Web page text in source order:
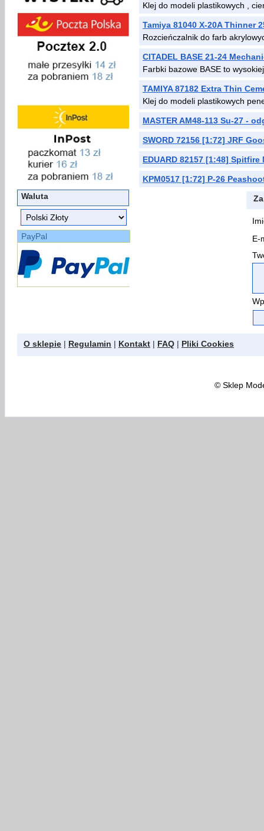
Waluta
PayPal
Klej do modeli plastikowych ,
Tamiya 81040 X-20A Thinner
Rozcieńczalnik do farb
CITADEL BASE 21-24
Farbki bazowe BASE to
TAMIYA 87182 Extra Thin
Klej do modeli plastikowych
MASTER AM48-113 Su-27 -
SWORD 72156 [1:72] JRF
EDUARD 82157 [1:48]
KPM0517 [1:72] P-26
E-
O sklepie | Regulamin | Kontakt | FAQ | Pliki Cookies
©Sklep